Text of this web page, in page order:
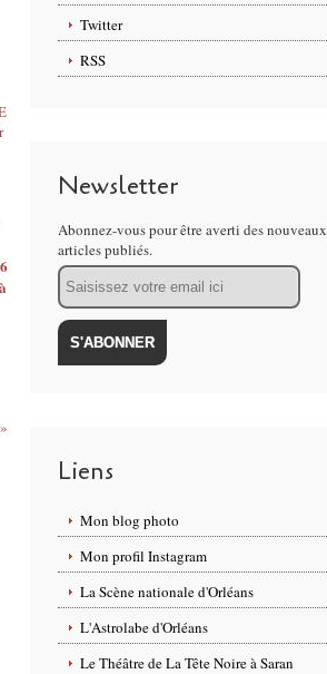
Twitter
RSS
Newsletter
Abonnez-vous pour être averti des nouveaux
articles publiés.
Email
Liens
Mon blog photo
Mon profil Instagram
La Scène nationale d'Orléans
L'Astrolabe d'Orléans
Le Théâtre de La Tête Noire à Saran